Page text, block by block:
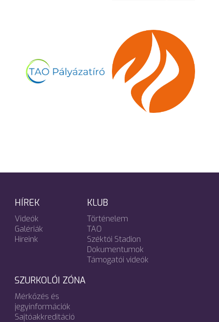
HÍREK
Videók
Galériák
Híreink
KLUB
Történelem
TAO
Széktói Stadion
Dokumentumok
Támogatói videók
SZURKOLÓI ZÓNA
Mérkőzés és
jegyinformációk
Sajtóakkreditáció